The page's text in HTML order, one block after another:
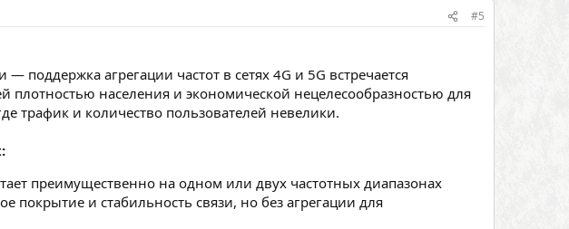
#5
агрегации частот в сетях 4G и 5G встречается
населения и экономической нецелесообразностью для
трафик и количество пользователей невелики.
преимущественно на одном или двух частотных диапазонах
покрытие и стабильность связи, но без агрегации для